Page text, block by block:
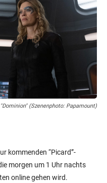
(Szenenphoto: Papamount)
kommenden “Picard”-
morgen um 1 Uhr nachts
online gehen wird.